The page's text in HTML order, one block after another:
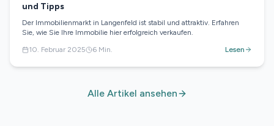
und Tipps
Der Immobilienmarkt in Langenfeld ist stabil und attraktiv. Erfahren
Sie, wie Sie Ihre Immobilie hier erfolgreich verkaufen.
10. Februar 2025
6 Min. Lesen
Alle Artikel ansehen